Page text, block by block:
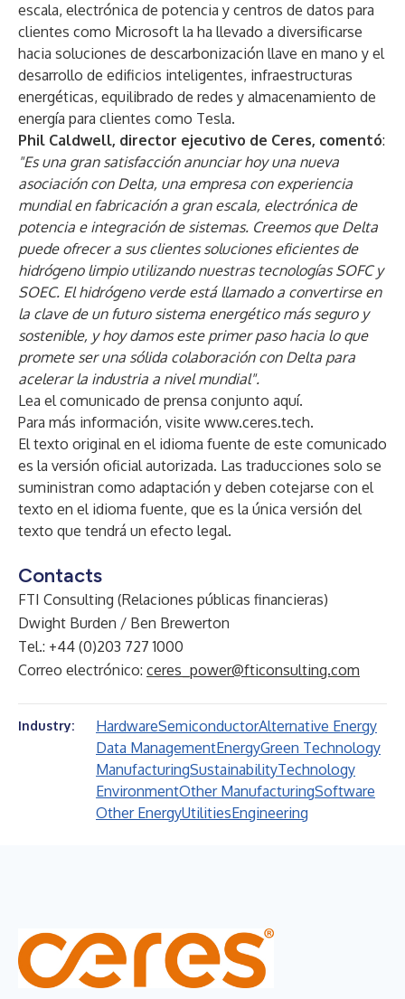
escala, electrónica de potencia y centros de datos para
clientes como Microsoft la ha llevado a diversificarse
hacia soluciones de descarbonización llave en mano y el
desarrollo de edificios inteligentes, infraestructuras
energéticas, equilibrado de redes y almacenamiento de
energía para clientes como Tesla.
Phil Caldwell, director ejecutivo de Ceres, comentó:
"Es una gran satisfacción anunciar hoy una nueva
asociación con Delta, una empresa con experiencia
mundial en fabricación a gran escala, electrónica de
potencia e integración de sistemas. Creemos que Delta
puede ofrecer a sus clientes soluciones eficientes de
hidrógeno limpio utilizando nuestras tecnologías SOFC y
SOEC. El hidrógeno verde está llamado a convertirse en
la clave de un futuro sistema energético más seguro y
sostenible, y hoy damos este primer paso hacia lo que
promete ser una sólida colaboración con Delta para
acelerar la industria a nivel mundial".
Lea elcomunicado de prensa conjunto aquí.
Para más información, visite www.ceres.tech.
El texto original en el idioma fuente de este comunicado
es la versión oficial autorizada. Las traducciones solo se
suministran como adaptación y deben cotejarse con el
texto en el idioma fuente, que es la única versión del
texto que tendrá un efecto legal.
Contacts
FTI Consulting (Relaciones públicas financieras)
Dwight Burden / Ben Brewerton
Tel.: +44 (0)203 727 1000
Correo electrónico: ceres_power@fticonsulting.com
Industry: HardwareSemiconductorAlternative Energy
Data ManagementEnergyGreen Technology
ManufacturingSustainabilityTechnology
EnvironmentOther ManufacturingSoftware
Other EnergyUtilitiesEngineering